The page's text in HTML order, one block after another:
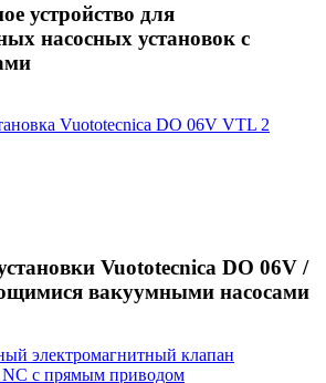
устройство для
насосных установок с
Vuototecnica DO 06V /
вакуумными насосами